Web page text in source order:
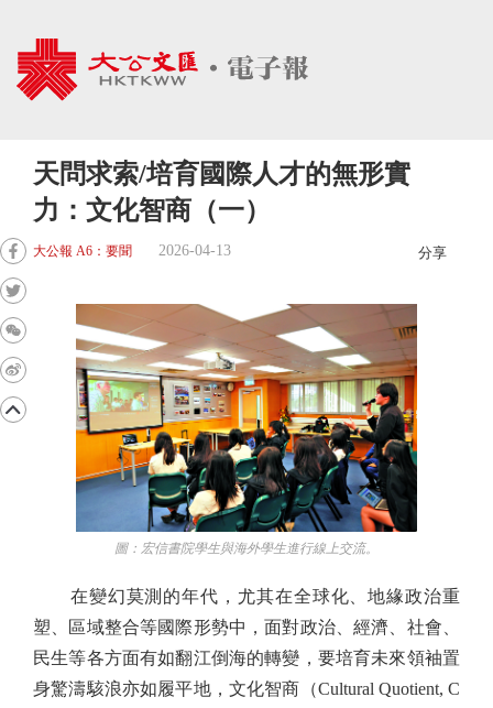
天問求索/培育國際人才的無形實
力：文化智商（一）
大公報 A6：要聞 2026-04-13 分享
圖：宏信書院學生與海外學生進行線上交流。
在變幻莫測的年代，尤其在全球化、地緣政治重
塑、區域整合等國際形勢中，面對政治、經濟、社會、
民生等各方面有如翻江倒海的轉變，要培育未來領袖置
身驚濤駭浪亦如履平地，文化智商（Cultural Quotient, C